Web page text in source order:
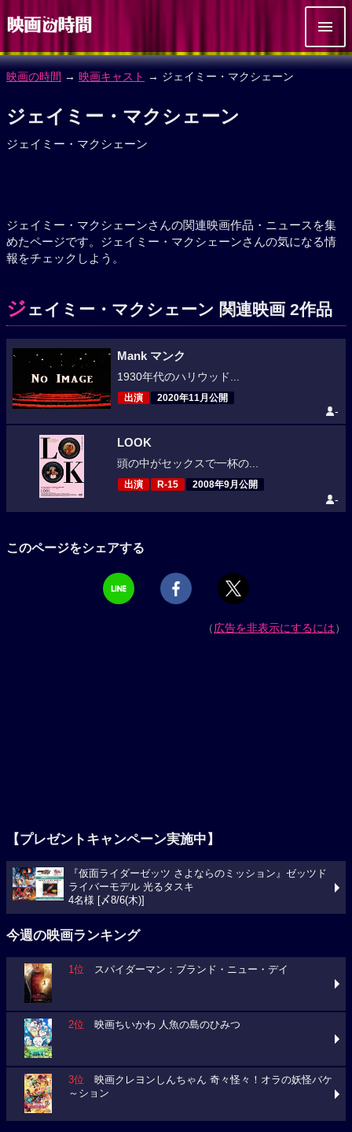
映画の時間 → 映画キャスト → ジェイミー・マクシェーン
ジェイミー・マクシェーン
ジェイミー・マクシェーン
ジェイミー・マクシェーンさんの関連映画作品・ニュースを集
めたページです。ジェイミー・マクシェーンさんの気になる情
報をチェックしよう。
ジ ェイミー・マクシェーン 関連映画 2作品
Mank マンク
1930年代のハリウッド...
出演 2020年11月公開
-
LOOK
頭の中がセックスで一杯の...
出演 R-15 2008年9月公開
-
このページをシェアする
（広告を非表示にするには）
【プレゼントキャンペーン実施中】
『仮面ライダーゼッツ さよならのミッション』ゼッツド
ライバーモデル 光るタスキ
4名様 [〆8/6(木)]
今週の映画ランキング
1位 スパイダーマン：ブランド・ニュー・デイ
2位 映画ちいかわ 人魚の島のひみつ
3位 映画クレヨンしんちゃん 奇々怪々！オラの妖怪バケ
～ション